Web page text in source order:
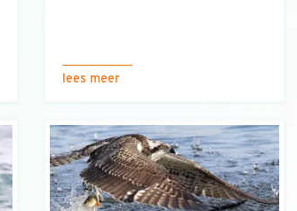
lees meer